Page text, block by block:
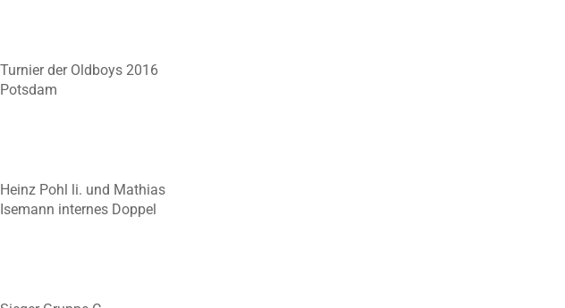
Turnier der Oldboys 2016
Potsdam
Heinz Pohl li. und Mathias
Isemann internes Doppel